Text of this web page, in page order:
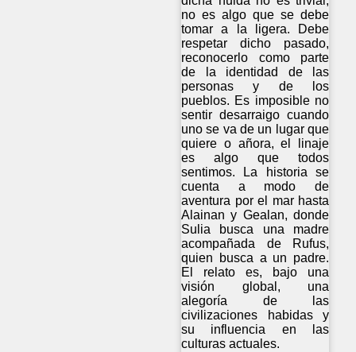
no es algo que se debe
tomar a la ligera. Debe
respetar dicho pasado,
reconocerlo como parte
de la identidad de las
personas y de los
pueblos. Es imposible no
sentir desarraigo cuando
uno se va de un lugar que
quiere o añora, el linaje
es algo que todos
sentimos. La historia se
cuenta a modo de
aventura por el mar hasta
Alainan y Gealan, donde
Sulia busca una madre
acompañada de Rufus,
quien busca a un padre.
El relato es, bajo una
visión global, una
alegoría de las
civilizaciones habidas y
su influencia en las
culturas actuales.